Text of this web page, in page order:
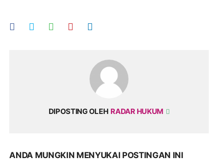
DIPOSTING OLEH RADAR HUKUM
ANDA MUNGKIN MENYUKAI POSTINGAN INI